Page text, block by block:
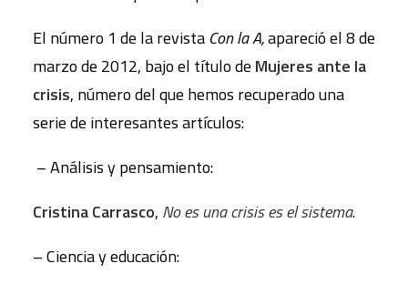
El número 1 de la revista Con la A,apareció el 8 de
marzo de 2012, bajo el título de Mujeres ante la
crisis, número del que hemos recuperado una
serie de interesantes artículos:
– Análisis y pensamiento:
Cristina Carrasco, No es una crisis es el sistema.
– Ciencia y educación: